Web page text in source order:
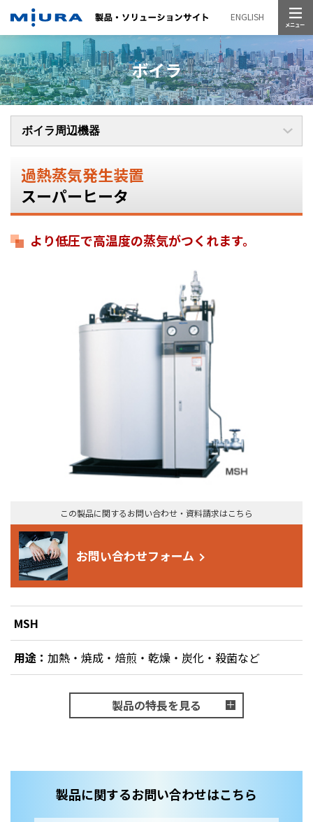
ENGLISH
ボイラ
過熱蒸気発生装置
スーパーヒータ
より低圧で高温度の蒸気がつくれます。
この製品に関するお問い合わせ・資料請求はこちら
お問い合わせフォーム
MSH
用途： 加熱・焼成・焙煎・乾燥・炭化・殺菌など
製品の特長を見る
製品に関するお問い合わせはこちら